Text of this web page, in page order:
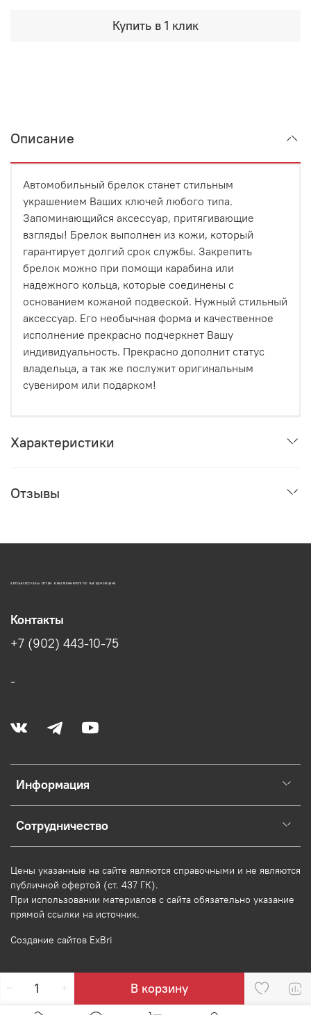
В корзину
Купить в 1 клик
Описание
Автомобильный брелок станет стильным
украшением Ваших ключей любого типа.
Запоминающийся аксессуар, притягивающие
взгляды! Брелок выполнен из кожи, который
гарантирует долгий срок службы. Закрепить
брелок можно при помощи карабина или
надежного кольца, которые соединены с
основанием кожаной подвеской. Нужный стильный
аксессуар. Его необычная форма и качественное
исполнение прекрасно подчеркнет Вашу
индивидуальность. Прекрасно дополнит статус
владельца, а так же послужит оригинальным
сувениром или подарком!
Характеристики
Отзывы
АВТОАКСЕССУАРЫ ОПТОМ В ЕКАТЕРИНБУРГЕ ПО ВЫГОДНОЙ ЦЕНЕ
Информация
Сотрудничество
Контакты
+7 (902) 443-10-75
-
Цены указанные на сайте являются справочными и не являются
публичной офертой (ст. 437 ГК).
При использовании материалов с сайта обязательно указание
прямой ссылки на источник.
Создание сайтов ExBri